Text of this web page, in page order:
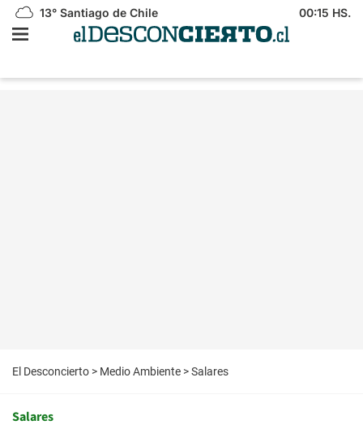
13° Santiago de Chile 00:15 HS.
El Desconcierto > Medio Ambiente >Salares
Salares